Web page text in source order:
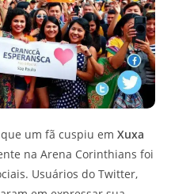
um fã cuspiu em Xuxa
na Arena Corinthians foi
Usuários do Twitter,